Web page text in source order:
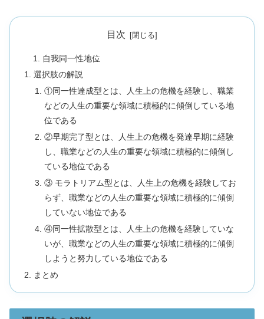
目次
自我同一性地位
選択肢の解説
①同一性達成型とは、人生上の危機を経験し、職業
などの人生の重要な領域に積極的に傾倒している地
位である
②早期完了型とは、人生上の危機を発達早期に経験
し、職業などの人生の重要な領域に積極的に傾倒し
ている地位である
③ モラトリアム型とは、人生上の危機を経験してお
らず、職業などの人生の重要な領域に積極的に傾倒
していない地位である
④同一性拡散型とは、人生上の危機を経験していな
いが、職業などの人生の重要な領域に積極的に傾倒
しようと努力している地位である
まとめ